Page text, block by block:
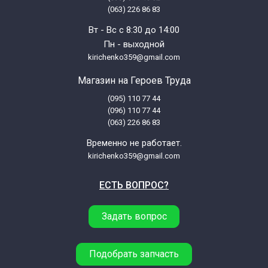
Атлант МХМ-1716 (MXM-1716)
Атлант МХМ-1717 (MXM-1717)
Атлант МХМ-1718 (MXM-1718)
Атлант МХМ-1733 (MXM-1733)
Атлант МХМ-1734 (MXM-1734)
Атлант МХМ-1800 (MXM-1800)
Атлант МХМ-1801 (MXM-1801)
(063) 226 86 83
Вт - Вс с 8:30 до 14:00
Пн - выходной
kirichenko359@gmail.com
Магазин на Героев Труда
(095) 110 77 44
(096) 110 77 44
(063) 226 86 83
Временно не работает.
kirichenko359@gmail.com
ЕСТЬ ВОПРОС?
Задать вопрос
Подобрать запчасть